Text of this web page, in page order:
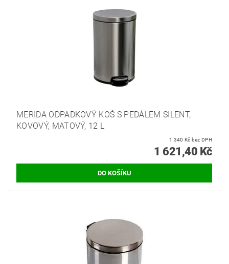
MERIDA ODPADKOVÝ KOŠ S PEDÁLEM SILENT,
KOVOVÝ, MATOVÝ, 12 L
1 340 Kč bez DPH
1 621,40 Kč